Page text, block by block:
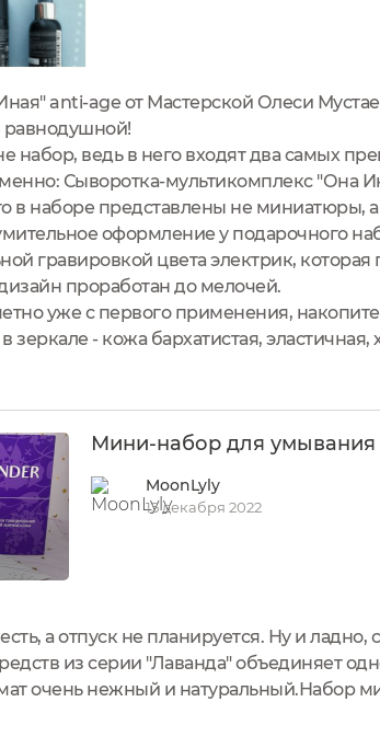
anti-age от Мастерской Олеси
равнодушной!
набор, ведь в него входят два самых
Сыворотка-мультикомплекс "Она
в наборе представлены не миниатюры,
оформление у подарочного
гравировкой цвета электрик, которая
проработан до мелочей.
уже с первого применения,
зеркале - кожа бархатистая, эластичная,
Мини-набор для умывания
MoonLyly
15 декабря 2022
а отпуск не планируется. Ну и
из серии "Лаванда" объединяет
очень нежный и натуральный.Набор